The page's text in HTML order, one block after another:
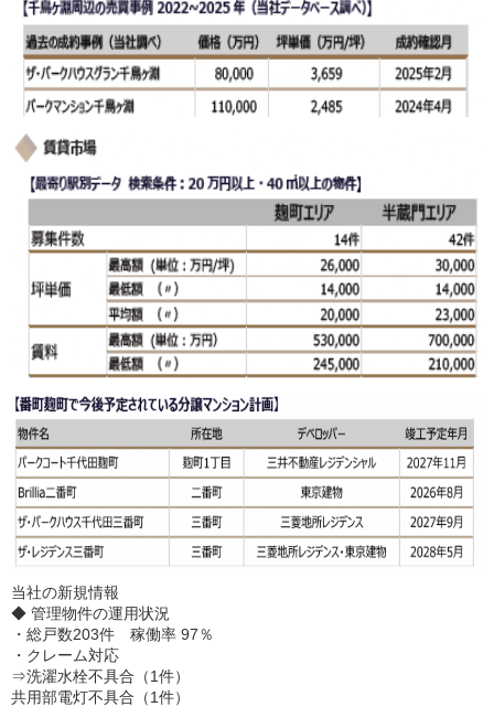
当社の新規情報
◆ 管理物件の運用状況
・総戸数203件 稼働率 97％
・クレーム対応
⇒洗濯水栓不具合（1件）
共用部電灯不具合（1件）